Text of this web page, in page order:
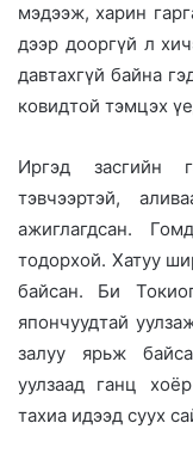
мэдээж, харин
дээр дооргүй л
давтахгүй байна
ковидтой тэмцэх
Иргэд засгийн
тэвчээртэй,
ажиглагдсан.
тодорхой. Хатуу
байсан. Би
япончуудтай
залуу ярьж
уулзаад ганц
тахиа идээд суух